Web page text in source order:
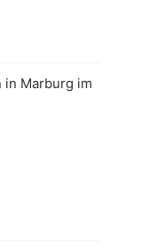
Marburg im